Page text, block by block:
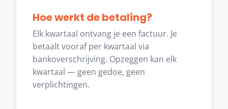
Hoe werkt de betaling?
Elk kwartaal ontvang je een factuur. Je
betaalt vooraf per kwartaal via
bankoverschrijving. Opzeggen kan elk
kwartaal — geen gedoe, geen
verplichtingen.